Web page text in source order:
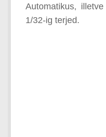
Automatikus,
1/32-ig terjed.